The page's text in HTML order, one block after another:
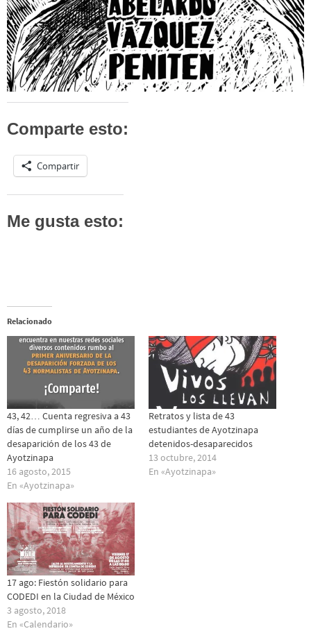
Comparte esto:
Compartir
Me gusta esto:
Relacionado
43, 42… Cuenta regresiva a 43
días de cumplirse un año de la
desaparición de los 43 de
Ayotzinapa
16 agosto, 2015
En «Ayotzinapa»
Retratos y lista de 43
estudiantes de Ayotzinapa
detenidos-desaparecidos
13 octubre, 2014
En «Ayotzinapa»
17 ago: Fiestón solidario para
CODEDI en la Ciudad de México
3 agosto, 2018
En «Calendario»